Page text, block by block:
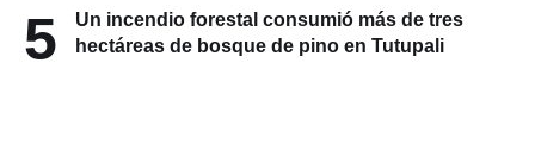
5
Un incendio forestal consumió más de tres
hectáreas de bosque de pino en Tutupali